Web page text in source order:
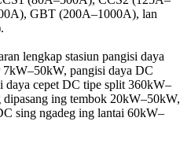
GBT (200A–1000A), lan
lengkap stasiun pangisi daya
7kW–50kW, pangisi daya DC
daya cepet DC tipe split 360kW–
ing tembok 20kW–50kW,
sing ngadeg ing lantai 60kW–